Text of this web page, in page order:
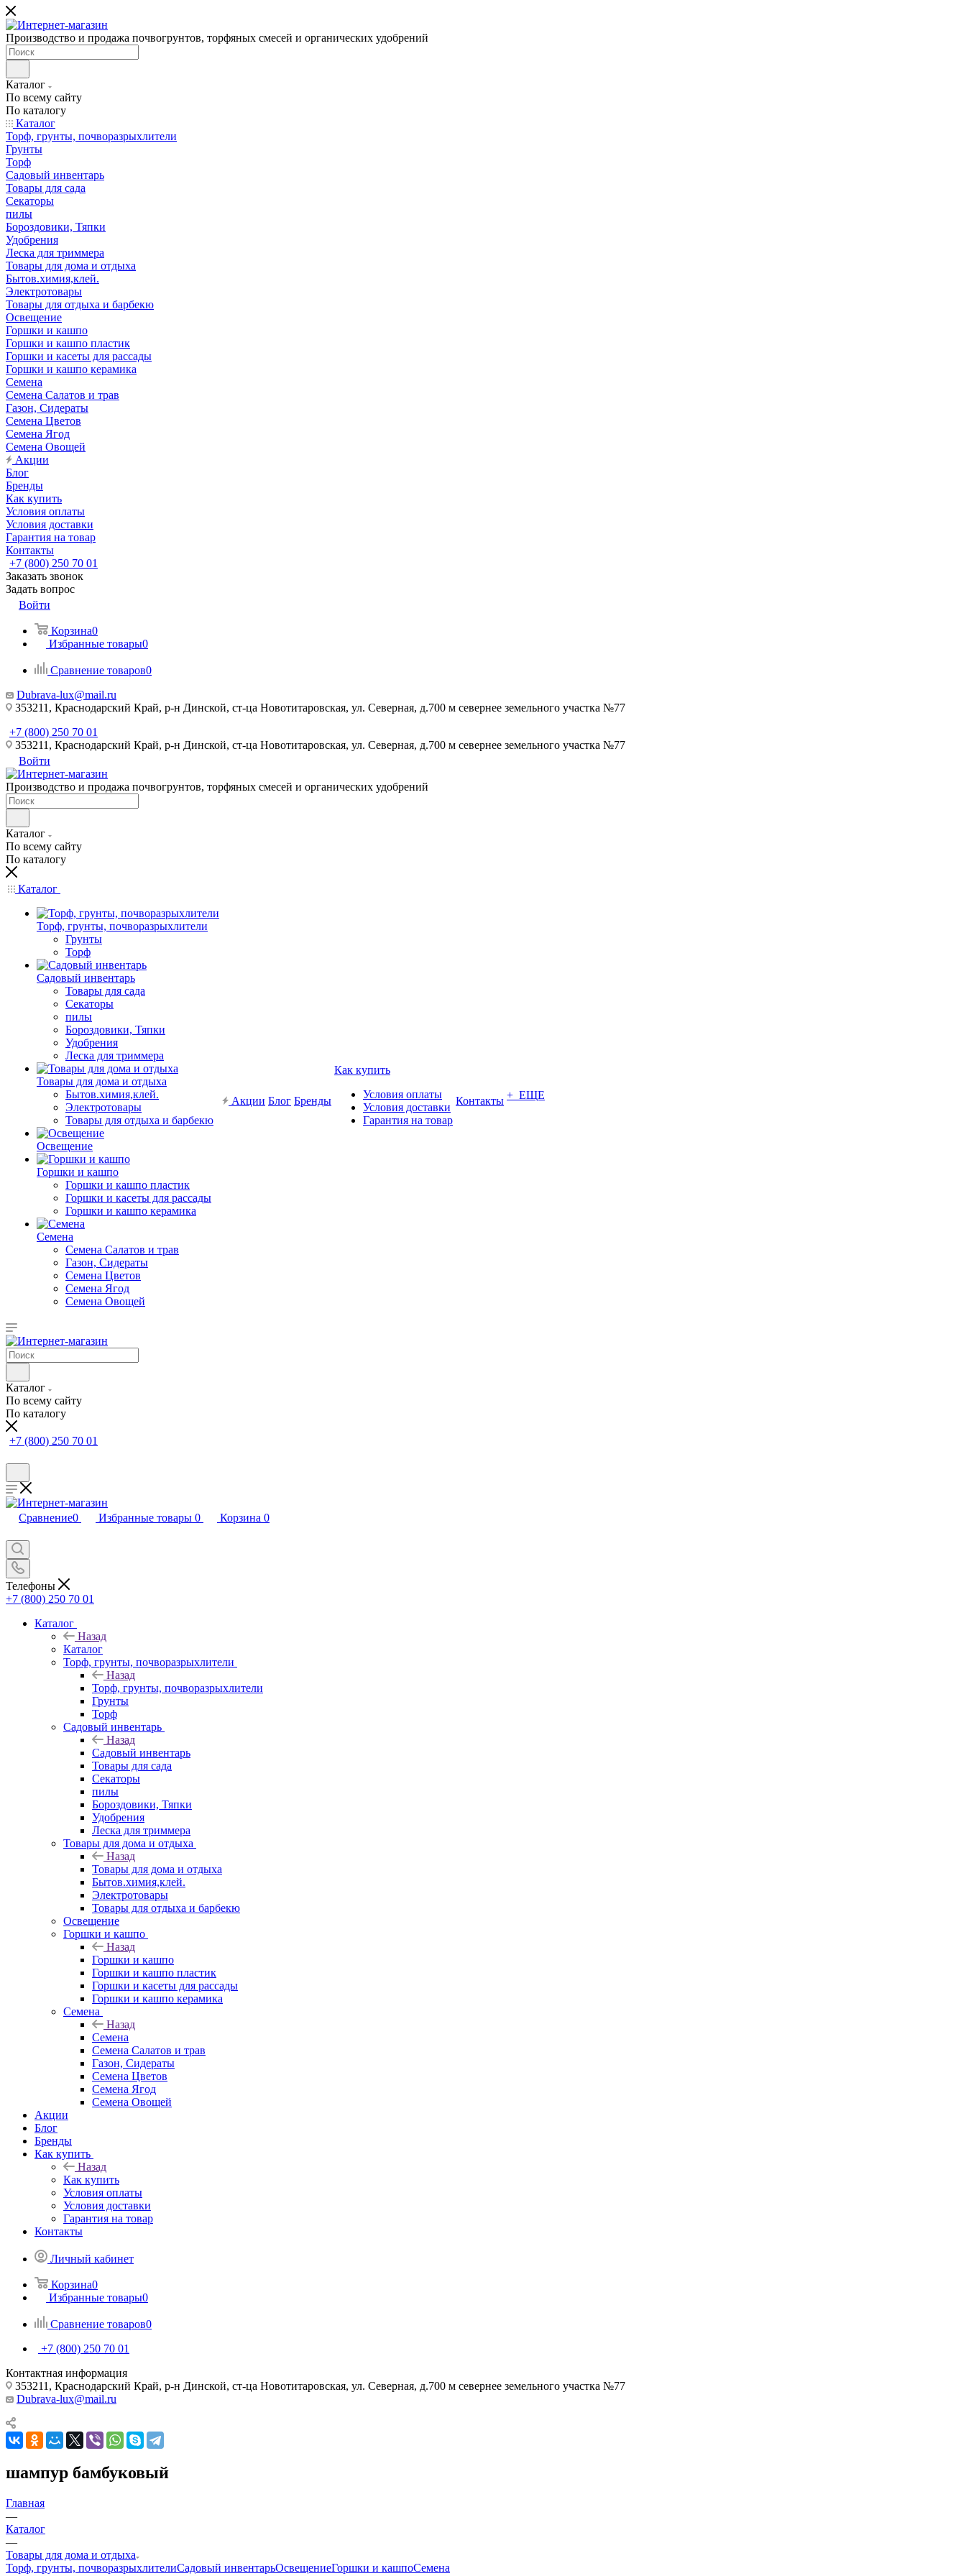
Производство и продажа почвогрунтов, торфяных смесей и органических удобрений
Каталог
По всему сайту
По каталогу
Каталог
Торф, грунты, почворазрыхлители
Грунты
Торф
Садовый инвентарь
Товары для сада
Секаторы
пилы
Бороздовики, Тяпки
Удобрения
Леска для триммера
Товары для дома и отдыха
Бытов.химия,клей.
Электротовары
Товары для отдыха и барбекю
Освещение
Горшки и кашпо
Горшки и кашпо пластик
Горшки и касеты для рассады
Горшки и кашпо керамика
Семена
Семена Салатов и трав
Газон, Сидераты
Семена Цветов
Семена Ягод
Семена Овощей
Акции
Блог
Бренды
Как купить
Условия оплаты
Условия доставки
Гарантия на товар
Контакты
+7 (800) 250 70 01
Заказать звонок
Задать вопрос
Войти
Корзина0
Избранные товары0
Сравнение товаров0
Dubrava-lux@mail.ru
353211, Краснодарский Край, р-н Динской, ст-ца Новотитаровская, ул. Северная, д.700 м севернее земельного участка №77
+7 (800) 250 70 01
353211, Краснодарский Край, р-н Динской, ст-ца Новотитаровская, ул. Северная, д.700 м севернее земельного участка №77
Войти
Производство и продажа почвогрунтов, торфяных смесей и органических удобрений
Каталог
По всему сайту
По каталогу
Каталог
Торф, грунты, почворазрыхлители
Грунты
Торф
Садовый инвентарь
Товары для сада
Секаторы
пилы
Бороздовики, Тяпки
Удобрения
Леска для триммера
Товары для дома и отдыха
Бытов.химия,клей.
Электротовары
Товары для отдыха и барбекю
Освещение
Горшки и кашпо
Горшки и кашпо пластик
Горшки и касеты для рассады
Горшки и кашпо керамика
Семена
Семена Салатов и трав
Газон, Сидераты
Семена Цветов
Семена Ягод
Семена Овощей
Акции Блог Бренды
Как купить
Условия оплаты
Условия доставки
Гарантия на товар
Контакты + ЕЩЕ
Каталог
По всему сайту
По каталогу
+7 (800) 250 70 01
Сравнение0 Избранные товары 0 Корзина 0
Телефоны
+7 (800) 250 70 01
Каталог
Назад
Каталог
Торф, грунты, почворазрыхлители
Назад
Торф, грунты, почворазрыхлители
Грунты
Торф
Садовый инвентарь
Назад
Садовый инвентарь
Товары для сада
Секаторы
пилы
Бороздовики, Тяпки
Удобрения
Леска для триммера
Товары для дома и отдыха
Назад
Товары для дома и отдыха
Бытов.химия,клей.
Электротовары
Товары для отдыха и барбекю
Освещение
Горшки и кашпо
Назад
Горшки и кашпо
Горшки и кашпо пластик
Горшки и касеты для рассады
Горшки и кашпо керамика
Семена
Назад
Семена
Семена Салатов и трав
Газон, Сидераты
Семена Цветов
Семена Ягод
Семена Овощей
Акции
Блог
Бренды
Как купить
Назад
Как купить
Условия оплаты
Условия доставки
Гарантия на товар
Контакты
Личный кабинет
Корзина0
Избранные товары0
Сравнение товаров0
+7 (800) 250 70 01
Контактная информация
353211, Краснодарский Край, р-н Динской, ст-ца Новотитаровская, ул. Северная, д.700 м севернее земельного участка №77
Dubrava-lux@mail.ru
шампур бамбуковый
Главная
—
Каталог
—
Товары для дома и отдыха
Торф, грунты, почворазрыхлителиСадовый инвентарьОсвещениеГоршки и кашпоСемена